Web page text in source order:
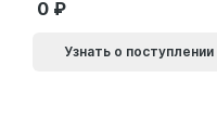
0
Узнать о поступлении